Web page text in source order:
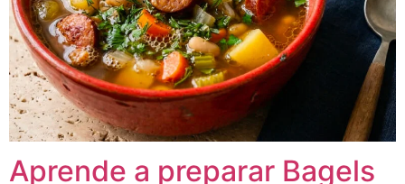
Aprende a preparar Bagels